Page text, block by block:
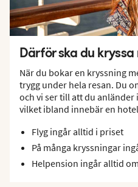
Därför ska du kryssa
När du bokar en kryssning
trygg under hela resan. Du
och vi ser till att du
vilket ibland innebär en
Flyg ingår alltid i priset
På många kryssningar
Helpension ingår alltid